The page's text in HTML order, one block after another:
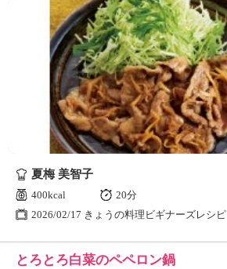
K
エ
デ
ュ
ケ
ー
シ
ョ
ナ
ん
の
き
夏梅 美智子
400kcal
20分
2026/02/17 きょうの料理ビギナーズレシピ
とろとろ白菜のペペロン鍋